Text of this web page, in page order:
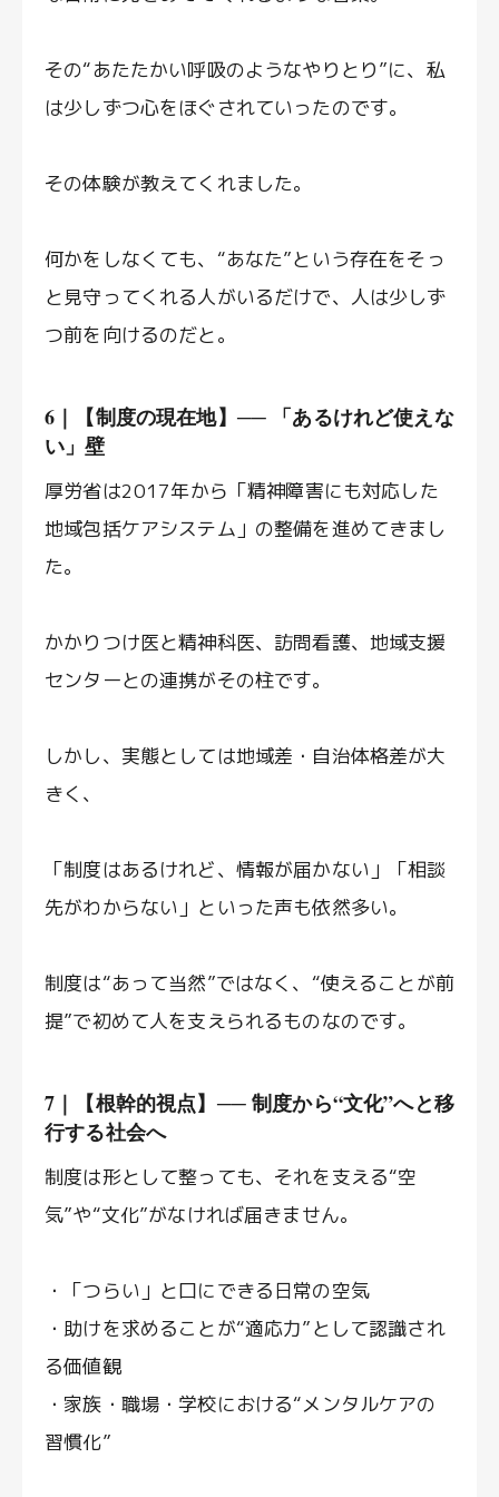
その“あたたかい呼吸のようなやりとり”に、私
は少しずつ心をほぐされていったのです。
その体験が教えてくれました。
何かをしなくても、“あなた”という存在をそっ
と見守ってくれる人がいるだけで、人は少しず
つ前を向けるのだと。
6｜【制度の現在地】── 「あるけれど使えな
い」壁
厚労省は2017年から「精神障害にも対応した
地域包括ケアシステム」の整備を進めてきまし
た。
かかりつけ医と精神科医、訪問看護、地域支援
センターとの連携がその柱です。
しかし、実態としては地域差・自治体格差が大
きく、
「制度はあるけれど、情報が届かない」「相談
先がわからない」といった声も依然多い。
制度は“あって当然”ではなく、“使えることが前
提”で初めて人を支えられるものなのです。
7｜【根幹的視点】── 制度から“文化”へと移
行する社会へ
制度は形として整っても、それを支える“空
気”や“文化”がなければ届きません。
・「つらい」と口にできる日常の空気
・助けを求めることが“適応力”として認識され
る価値観
・家族・職場・学校における“メンタルケアの
習慣化”